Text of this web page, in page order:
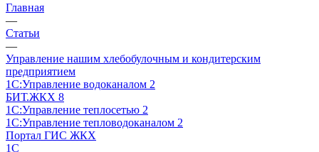
Главная
—
Статьи
—
Управление нашим хлебобулочным и кондитерским
предприятием
1С:Управление водоканалом 2
БИТ.ЖКХ 8
1С:Управление теплосетью 2
1С:Управление тепловодоканалом 2
Портал ГИС ЖКХ
1С